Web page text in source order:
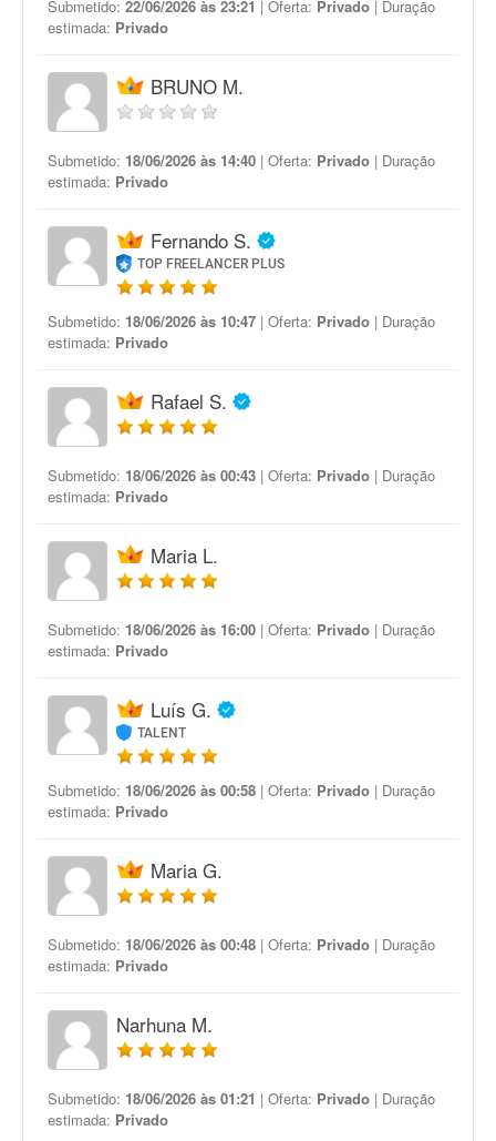
Submetido: 22/06/2026 às 23:21 | Oferta: Privado | Duração
estimada: Privado
BRUNO M.
Submetido: 18/06/2026 às 14:40 | Oferta: Privado | Duração
estimada: Privado
Fernando S.
TOP FREELANCER PLUS
Submetido: 18/06/2026 às 10:47 | Oferta: Privado | Duração
estimada: Privado
Rafael S.
Submetido: 18/06/2026 às 00:43 | Oferta: Privado | Duração
estimada: Privado
Maria L.
Submetido: 18/06/2026 às 16:00 | Oferta: Privado | Duração
estimada: Privado
Luís G.
TALENT
Submetido: 18/06/2026 às 00:58 | Oferta: Privado | Duração
estimada: Privado
Maria G.
Submetido: 18/06/2026 às 00:48 | Oferta: Privado | Duração
estimada: Privado
Narhuna M.
Submetido: 18/06/2026 às 01:21 | Oferta: Privado | Duração
estimada: Privado